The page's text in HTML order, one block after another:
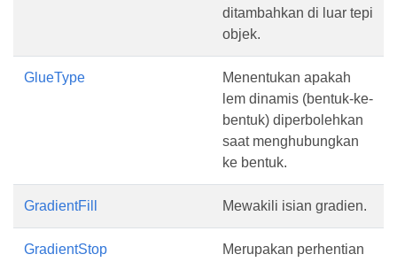
ditambahkan di luar tepi
objek.
GlueType
Menentukan apakah
lem dinamis (bentuk-ke-
bentuk) diperbolehkan
saat menghubungkan
ke bentuk.
GradientFill Mewakili isian gradien.
GradientStop
Merupakan perhentian